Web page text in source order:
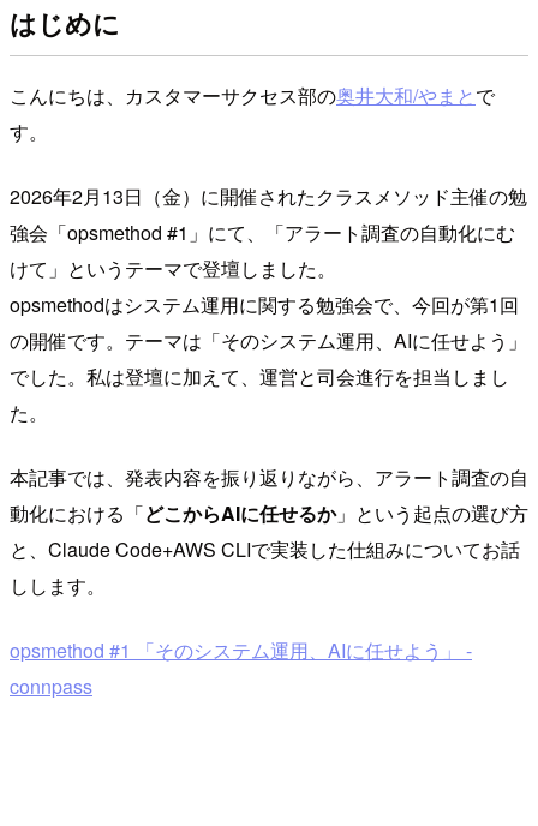
はじめに
こんにちは、カスタマーサクセス部の奥井大和/やまとで
す。
2026年2月13日（金）に開催されたクラスメソッド主催の勉
強会「opsmethod #1」にて、「アラート調査の自動化にむ
けて」というテーマで登壇しました。
opsmethodはシステム運用に関する勉強会で、今回が第1回
の開催です。テーマは「そのシステム運用、AIに任せよう」
でした。私は登壇に加えて、運営と司会進行を担当しまし
た。
本記事では、発表内容を振り返りながら、アラート調査の自
動化における「どこからAIに任せるか」という起点の選び方
と、Claude Code+AWS CLIで実装した仕組みについてお話
しします。
opsmethod #1 「そのシステム運用、AIに任せよう」 -
connpass